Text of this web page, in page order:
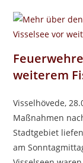
weiterem
Visselhövede,
Maßnahmen
Stadtgebiet
am